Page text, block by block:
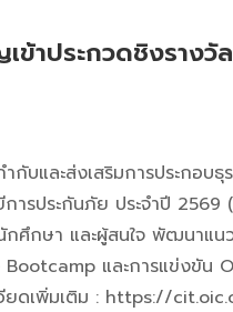
ข้าประกวดชิงราง
ำกับและส่งเสริมการประกอ
การประกันภัย ประจำปี
กศึกษา และผู้สนใจ พัฒนาแน
และการแข่งขัน
ยดเพิ่มเติม : https://